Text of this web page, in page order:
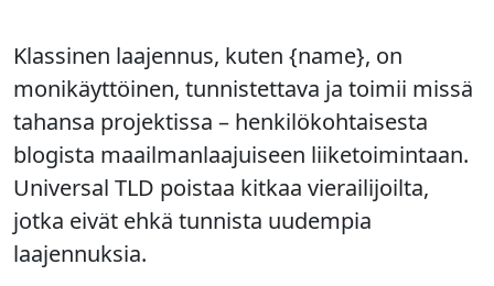
Klassinen laajennus, kuten {name}, on
monikäyttöinen, tunnistettava ja toimii missä
tahansa projektissa – henkilökohtaisesta
blogista maailmanlaajuiseen liiketoimintaan.
Universal TLD poistaa kitkaa vierailijoilta,
jotka eivät ehkä tunnista uudempia
laajennuksia.